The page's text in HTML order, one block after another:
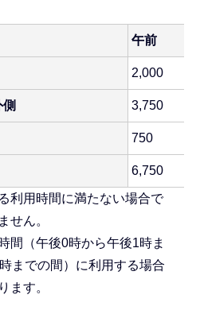
午前
2,000
3,750
750
6,750
利用時間に満たない場合で
せん。
間（午後0時から午後1時ま
までの間）に利用する場合
ます。